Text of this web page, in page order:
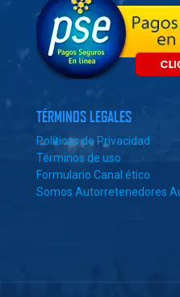
TÉRMINOS LEGALES
Políticas de Privacidad
Términos de uso
Formulario Canal ético
Somos Autorretenedores